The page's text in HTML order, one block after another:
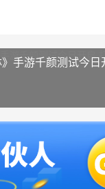
手游千颜测试今日